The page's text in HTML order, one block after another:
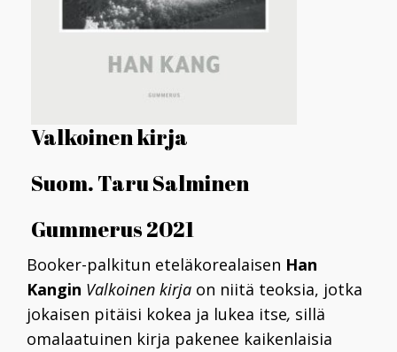
Valkoinen kirja
Suom. Taru Salminen
Gummerus 2021
Booker-palkitun eteläkorealaisen Han
Kangin Valkoinen kirja on niitä teoksia, jotka
jokaisen pitäisi kokea ja lukea itse, sillä
omalaatuinen kirja pakenee kaikenlaisia